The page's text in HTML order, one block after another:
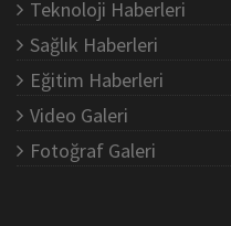
Teknoloji Haberleri
Sağlık Haberleri
Eğitim Haberleri
Video Galeri
Fotoğraf Galeri